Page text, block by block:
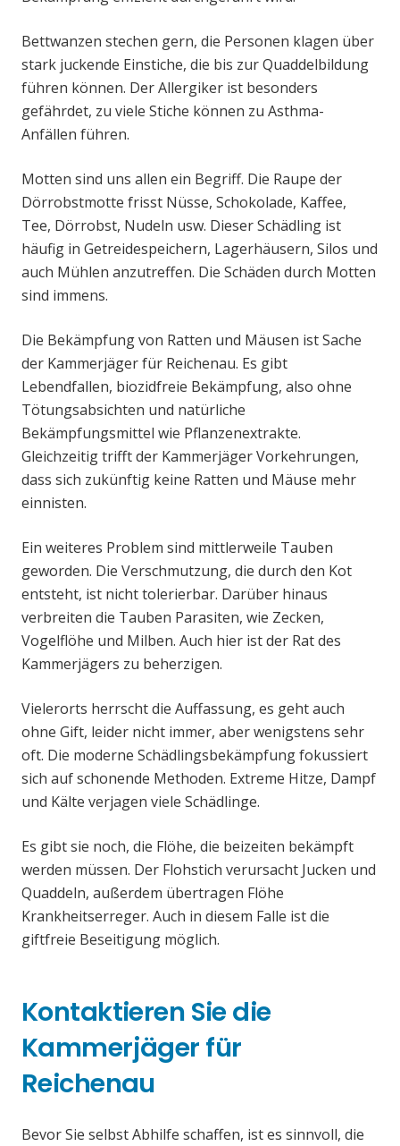
Bettwanzen stechen gern, die Personen klagen über
stark juckende Einstiche, die bis zur Quaddelbildung
führen können. Der Allergiker ist besonders
gefährdet, zu viele Stiche können zu Asthma-
Anfällen führen.
Motten sind uns allen ein Begriff. Die Raupe der
Dörrobstmotte frisst Nüsse, Schokolade, Kaffee,
Tee, Dörrobst, Nudeln usw. Dieser Schädling ist
häufig in Getreidespeichern, Lagerhäusern, Silos und
auch Mühlen anzutreffen. Die Schäden durch Motten
sind immens.
Die Bekämpfung von Ratten und Mäusen ist Sache
der Kammerjäger für Reichenau. Es gibt
Lebendfallen, biozidfreie Bekämpfung, also ohne
Tötungsabsichten und natürliche
Bekämpfungsmittel wie Pflanzenextrakte.
Gleichzeitig trifft der Kammerjäger Vorkehrungen,
dass sich zukünftig keine Ratten und Mäuse mehr
einnisten.
Ein weiteres Problem sind mittlerweile Tauben
geworden. Die Verschmutzung, die durch den Kot
entsteht, ist nicht tolerierbar. Darüber hinaus
verbreiten die Tauben Parasiten, wie Zecken,
Vogelflöhe und Milben. Auch hier ist der Rat des
Kammerjägers zu beherzigen.
Vielerorts herrscht die Auffassung, es geht auch
ohne Gift, leider nicht immer, aber wenigstens sehr
oft. Die moderne Schädlingsbekämpfung fokussiert
sich auf schonende Methoden. Extreme Hitze, Dampf
und Kälte verjagen viele Schädlinge.
Es gibt sie noch, die Flöhe, die beizeiten bekämpft
werden müssen. Der Flohstich verursacht Jucken und
Quaddeln, außerdem übertragen Flöhe
Krankheitserreger. Auch in diesem Falle ist die
giftfreie Beseitigung möglich.
Kontaktieren Sie die
Kammerjäger für
Reichenau
Bevor Sie selbst Abhilfe schaffen, ist es sinnvoll, die